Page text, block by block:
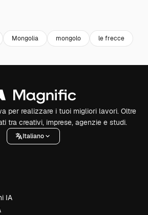
Mongolia mongolo le frecce
per realizzare i tuoi migliori lavori. Oltre
tra creativi, imprese, agenzie e studi.
Italiano
IA